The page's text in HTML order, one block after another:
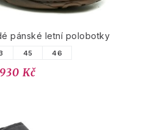
pánské letní polobotky
45 46
Kč